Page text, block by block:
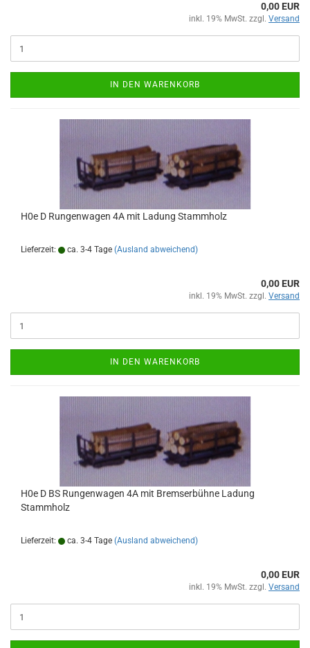
0,00 EUR
inkl. 19% MwSt. zzgl. Versand
IN DEN WARENKORB
H0e D Rungenwagen 4A mit Ladung Stammholz
Lieferzeit: ca. 3-4 Tage (Ausland abweichend)
0,00 EUR
inkl. 19% MwSt. zzgl. Versand
IN DEN WARENKORB
H0e D BS Rungenwagen 4A mit Bremserbühne Ladung
Stammholz
Lieferzeit: ca. 3-4 Tage (Ausland abweichend)
0,00 EUR
inkl. 19% MwSt. zzgl. Versand